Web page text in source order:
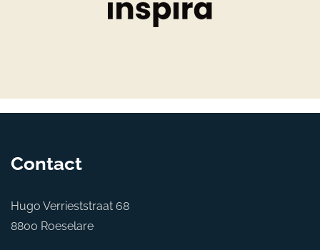
Contact
Hugo Verrieststraat 68
8800 Roeselare